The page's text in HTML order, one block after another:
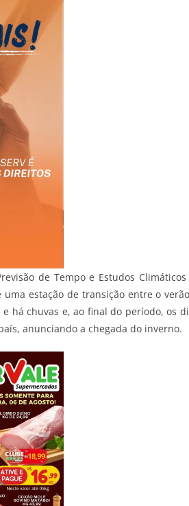
de Tempo e Estudos
uma estação de transição entre o
há chuvas e, ao final do período, os
anunciando a chegada do inverno.